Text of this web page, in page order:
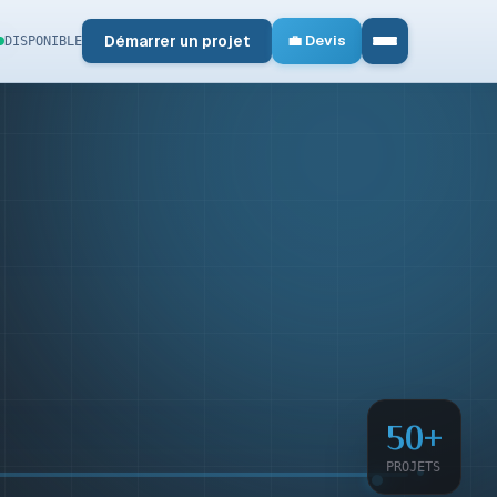
DISPONIBLE Démarrer un projet 💼 Devis
50+
PROJETS